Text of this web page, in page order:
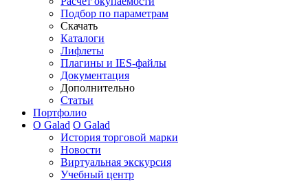
Подбор по параметрам
Скачать
Каталоги
Лифлеты
Плагины и IES-файлы
Документация
Дополнительно
Статьи
Портфолио
О Galad О Galad
История торговой марки
Новости
Виртуальная экскурсия
Учебный центр